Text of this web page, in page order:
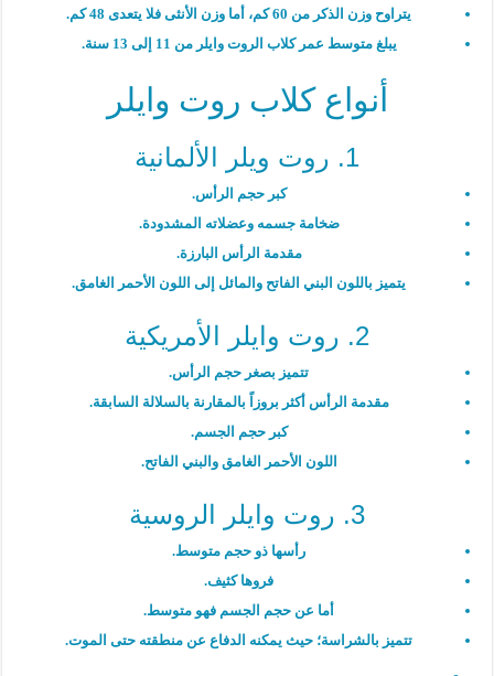
يتراوح وزن الذكر من 60 كم، أما وزن الأنثى فلا يتعدى 48 كم.
يبلغ متوسط عمر كلاب الروت وايلر من 11 إلى 13 سنة.
أنواع كلاب روت وايلر
1. روت ويلر الألمانية
كبر حجم الرأس.
ضخامة جسمه وعضلاته المشدودة.
مقدمة الرأس البارزة.
يتميز باللون البني الفاتح والمائل إلى اللون الأحمر الغامق.
2. روت وايلر الأمريكية
تتميز بصغر حجم الرأس.
مقدمة الرأس أكثر بروزاً بالمقارنة بالسلالة السابقة.
كبر حجم الجسم.
اللون الأحمر الغامق والبني الفاتح.
3. روت وايلر الروسية
رأسها ذو حجم متوسط.
فروها كثيف.
أما عن حجم الجسم فهو متوسط.
تتميز بالشراسة؛ حيث يمكنه الدفاع عن منطقته حتى الموت.